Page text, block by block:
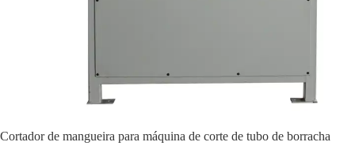
Cortador de mangueira para máquina de corte de tubo de borracha